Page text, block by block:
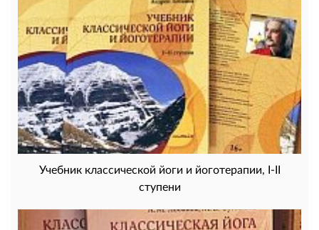
Учебник классической йоги и йоготерапии, I-II
ступени